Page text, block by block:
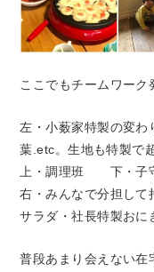
ここでもチームワーク
左・小薮家特製の変わ
葉.etc。生地も特製で
上・調理班 下・子
右・みんなで分担して
サラダ・社長特製おに
普段あまり会えない在